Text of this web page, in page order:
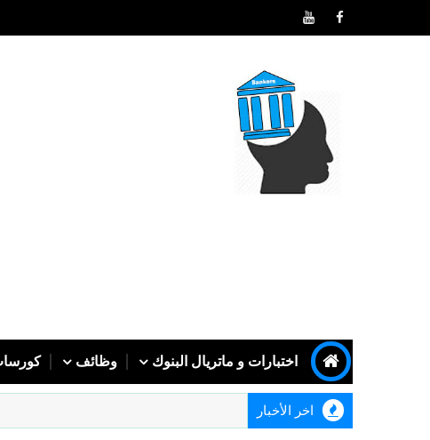
اختبارات و ماتريال البنوك وظائف
اخر الأخبار